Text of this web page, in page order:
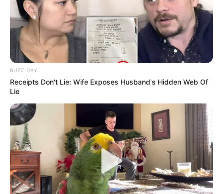
BUZZ DAY
Receipts Don't Lie: Wife Exposes Husband's Hidden Web Of
Lie